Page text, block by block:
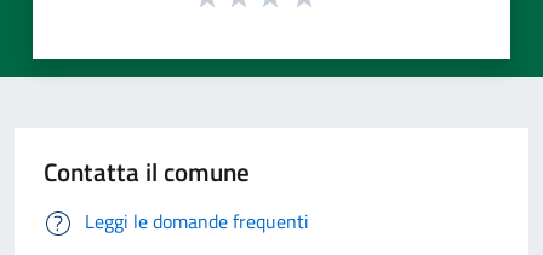
Contatta il comune
Leggi le domande frequenti